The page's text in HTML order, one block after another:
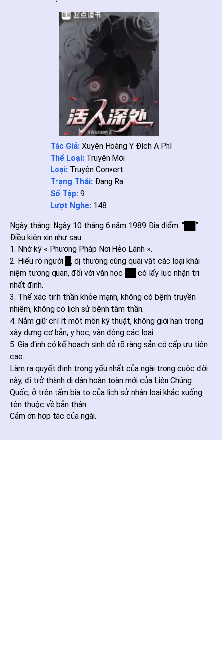
Tác Giả: Xuyên Hoàng Y Đích A Phì
Thể Loại: Truyện Mới
Loại: Truyện Convert
Trạng Thái: Đang Ra
Số Tập: 9
Lượt Nghe: 148
Ngày tháng: Ngày 10 tháng 6 năm 1989 Địa điểm: “██”
Điều kiện xin như sau:
1. Nhớ kỹ « Phương Pháp Nơi Hẻo Lánh ».
2. Hiểu rõ người █, dị thường cùng quái vật các loại khái
niệm tương quan, đối với văn học ██ có lấy lực nhận tri
nhất định.
3. Thể xác tinh thần khỏe mạnh, không có bệnh truyền
nhiễm, không có lịch sử bệnh tâm thần.
4. Nắm giữ chí ít một môn kỹ thuật, không giới hạn trong
xây dựng cơ bản, y học, vận động các loại.
5. Gia đình có kế hoạch sinh đẻ rõ ràng sẵn có cấp ưu tiên
cao.
Làm ra quyết định trọng yếu nhất của ngài trong cuộc đời
này, đi trở thành di dân hoàn toàn mới của Liên Chúng
Quốc, ở trên tấm bia to của lịch sử nhân loại khắc xuống
tên thuộc về bản thân.
Cảm ơn hợp tác của ngài.